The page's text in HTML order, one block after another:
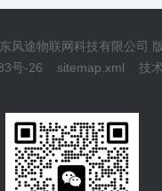
风途物联网科技有限公司
号-26
sitemap.xml 技